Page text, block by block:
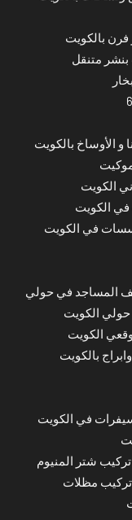
بالكويت
متنقل
و الأوساخ بالكويت
الكويت
الكويت
في الكويت
الكويت
الكويت
بالكويت
شتر المنيوم
مظلات